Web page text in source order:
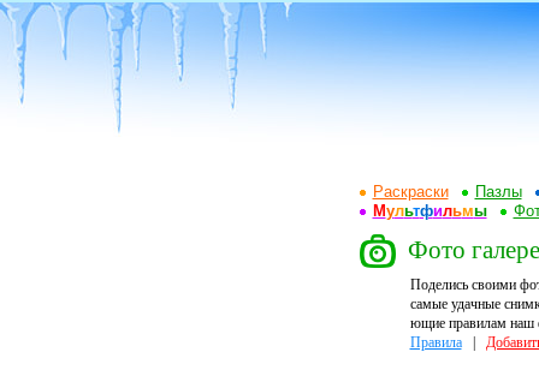
Раскраски
Пазлы
Мультфильмы
Фото
Поделись своими
самые удачные
ющие правилам наш
Правила|